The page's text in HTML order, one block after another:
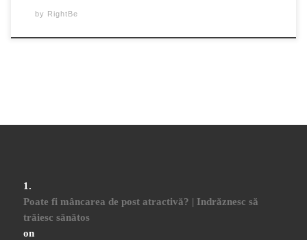
by RightBe
Poate fi mâncarea de post atractivă? | Indrăznesc să
trăiesc sănătos
on